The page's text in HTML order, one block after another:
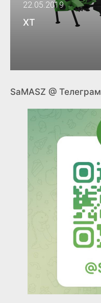
22.05.2019
XT
SaMASZ @ Телеграм